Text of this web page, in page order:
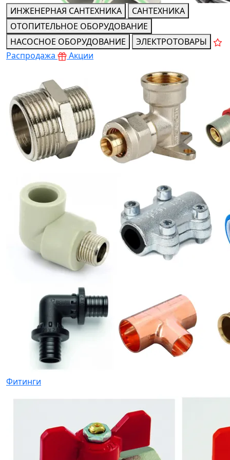
ИНЖЕНЕРНАЯ САНТЕХНИКА
САНТЕХНИКА
ОТОПИТЕЛЬНОЕ ОБОРУДОВАНИЕ
НАСОСНОЕ ОБОРУДОВАНИЕ
ЭЛЕКТРОТОВАРЫ
Распродажа
Акции
Фитинги